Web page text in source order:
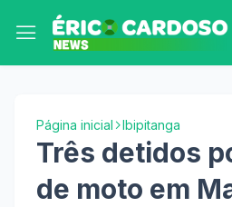
Página inicial Ibipitanga
Três detidos
de moto em